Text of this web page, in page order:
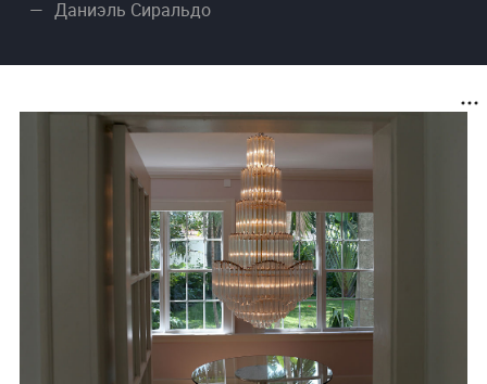
Даниэль Сиральдо